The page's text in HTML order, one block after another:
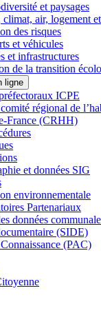
et paysages
climat, air, logement
des risques
et véhicules
et infrastructures
de la transition
ligne
ICPE
régional de
France (CRHH)
et données SIG
environnementale
Partenariaux
données
(SIDE)
(PAC)